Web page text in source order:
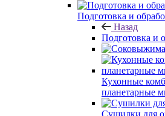
Подготовка и
Назад
Подготовка и
Кухонные
планетарные
Сушилки для